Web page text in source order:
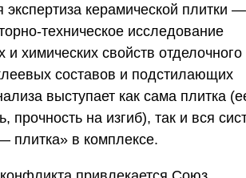
керамической плитки
техническое исследование
и химических свойств отделочного
составов и подстилающих
выступает как сама плитка
прочность на изгиб), так и вся
плитка» в комплексе.